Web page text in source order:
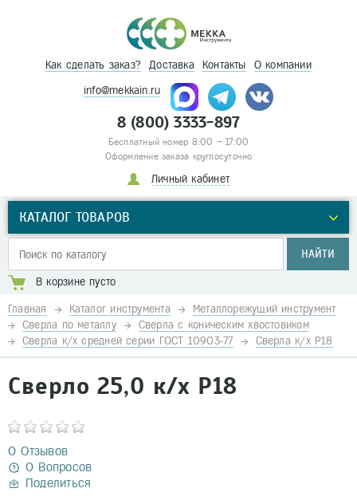
Как сделать заказ? Доставка Контакты О компании
info@mekkain.ru
8 (800) 3333-897
Бесплатный номер 8:00 – 17:00
Оформление заказа круглосуточно
Личный кабинет
КАТАЛОГ ТОВАРОВ
НАЙТИ
В корзине пусто
Главная Каталог инструмента
Металлорежущий инструмент
Сверла по металлу
Сверла с коническим хвостовиком
Сверла к/х средней серии ГОСТ 10903-77
Сверла к/х Р18
Сверло 25,0 к/х Р18
0 Отзывов
0 Вопросов
Поделиться